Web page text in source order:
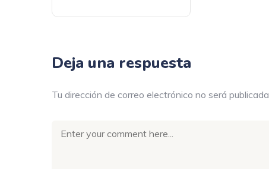
Deja una respuesta
Tu dirección de correo electrónico no será publicada.